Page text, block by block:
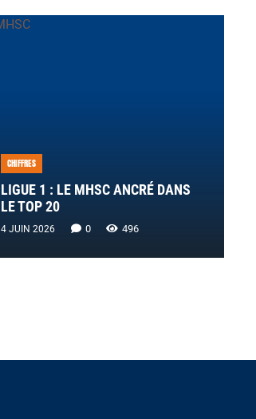
CHIFFRES
LIGUE 1 : LE MHSC ANCRÉ DANS
LE TOP 20
4 JUIN 2026 0 496